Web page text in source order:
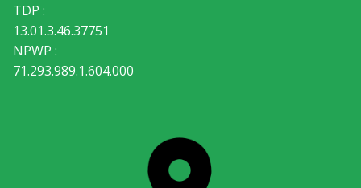
TDP :
13.01.3.46.37751
NPWP :
71.293.989.1.604.000